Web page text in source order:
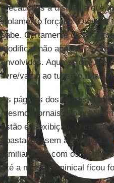
precauções à distância que,
isolamento forçado. Ou seja,
sabe. Certamente o
modificar não apenas os
envolvidos. Aqueles que até
livre/vazio ao turismo. Mas
As páginas dos jornais
mesmos jornais não
estão em exibição. O
abastados, sem a TV paga. A
familiaridade com os
Até a missa dominical ficou